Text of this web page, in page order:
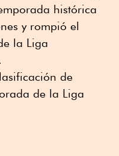
histórica
y rompió el
la Liga
de
de la Liga